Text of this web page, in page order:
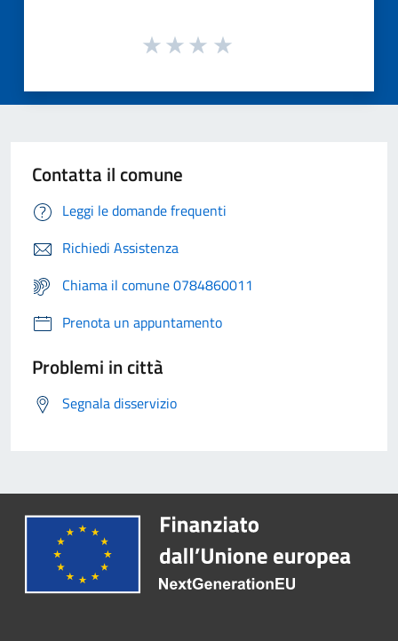
Contatta il comune
Leggi le domande frequenti
Richiedi Assistenza
Chiama il comune 0784860011
Prenota un appuntamento
Problemi in città
Segnala disservizio